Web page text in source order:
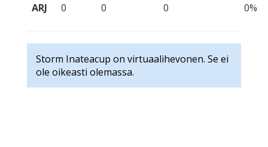
ARJ 0 0 0 0%
Storm Inateacup on virtuaalihevonen. Se ei
ole oikeasti olemassa.